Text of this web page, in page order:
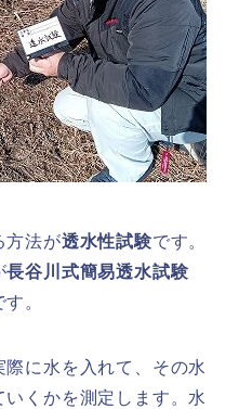
方法が透水性試験です。
長谷川式簡易透水試験
す。
に水を入れて、その水
くかを測定します。水